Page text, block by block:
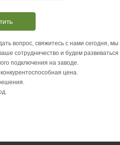
вопрос, свяжитесь с нами сегодня,
сотрудничество и будем
подключения на заводе.
цена.